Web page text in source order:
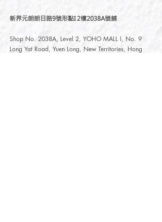
新界元朗朗日路9號形點I 2樓2038A號舖
Shop No. 2038A, Level 2, YOHO MALL I, No. 9
Long Yat Road, Yuen Long, New Territories, Hong